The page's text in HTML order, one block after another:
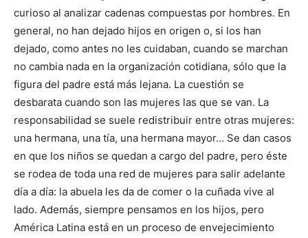
curioso al analizar cadenas compuestas por hombres. En
general, no han dejado hijos en origen o, si los han
dejado, como antes no les cuidaban, cuando se marchan
no cambia nada en la organización cotidiana, sólo que la
figura del padre está más lejana. La cuestión se
desbarata cuando son las mujeres las que se van. La
responsabilidad se suele redistribuir entre otras mujeres:
una hermana, una tía, una hermana mayor… Se dan casos
en que los niños se quedan a cargo del padre, pero éste
se rodea de toda una red de mujeres para salir adelante
día a día: la abuela les da de comer o la cuñada vive al
lado. Además, siempre pensamos en los hijos, pero
América Latina está en un proceso de envejecimiento